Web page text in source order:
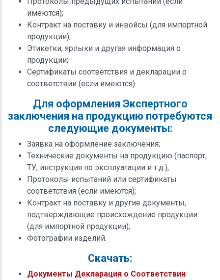
имеются);
Контракт на поставку и инвойсы (для импортной
продукции);
Этикетки, ярлыки и другая информация о
продукции;
Сертификаты соответствия и декларации о
соответствии (если имеются).
Для оформления Экспертного
заключения на продукцию потребуются
следующие документы:
Заявка на оформление заключения;
Технические документы на продукцию (паспорт,
ТУ, инструкция по эксплуатации и т.д.);
Протоколы испытаний или сертификаты
соответствия (если имеются);
Контракт на поставку и другие документы,
подтверждающие происхождение продукции
(для импортной продукции);
Фотографии изделий.
Скачать:
Документы Декларация о Соответствии